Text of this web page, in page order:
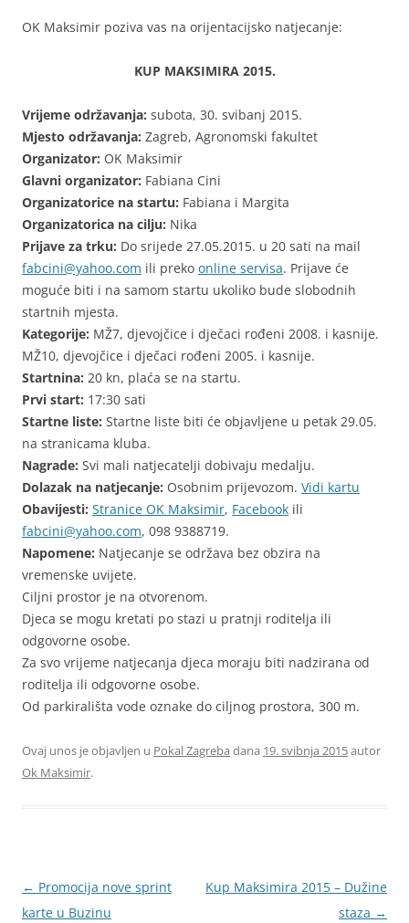
OK Maksimir poziva vas na orijentacijsko natjecanje:
KUP MAKSIMIRA 2015.
Vrijeme održavanja: subota, 30. svibanj 2015.
Mjesto održavanja: Zagreb, Agronomski fakultet
Organizator: OK Maksimir
Glavni organizator: Fabiana Cini
Organizatorice na startu: Fabiana i Margita
Organizatorica na cilju: Nika
Prijave za trku: Do srijede 27.05.2015. u 20 sati na mail
fabcini@yahoo.com ili preko online servisa. Prijave će
moguće biti i na samom startu ukoliko bude slobodnih
startnih mjesta.
Kategorije: MŽ7, djevojčice i dječaci rođeni 2008. i kasnije.
MŽ10, djevojčice i dječaci rođeni 2005. i kasnije.
Startnina: 20 kn, plaća se na startu.
Prvi start: 17:30 sati
Startne liste: Startne liste biti će objavljene u petak 29.05.
na stranicama kluba.
Nagrade: Svi mali natjecatelji dobivaju medalju.
Dolazak na natjecanje: Osobnim prijevozom. Vidi kartu
Obavijesti: Stranice OK Maksimir, Facebook ili
fabcini@yahoo.com, 098 9388719.
Napomene: Natjecanje se održava bez obzira na
vremenske uvijete.
Ciljni prostor je na otvorenom.
Djeca se mogu kretati po stazi u pratnji roditelja ili
odgovorne osobe.
Za svo vrijeme natjecanja djeca moraju biti nadzirana od
roditelja ili odgovorne osobe.
Od parkirališta vode oznake do ciljnog prostora, 300 m.
Ovaj unos je objavljen u Pokal Zagreba dana 19. svibnja 2015autor
Ok Maksimir.
Navigacija
objava
← Promocija nove sprint
karte u Buzinu
Kup Maksimira 2015 – Dužine
staza →